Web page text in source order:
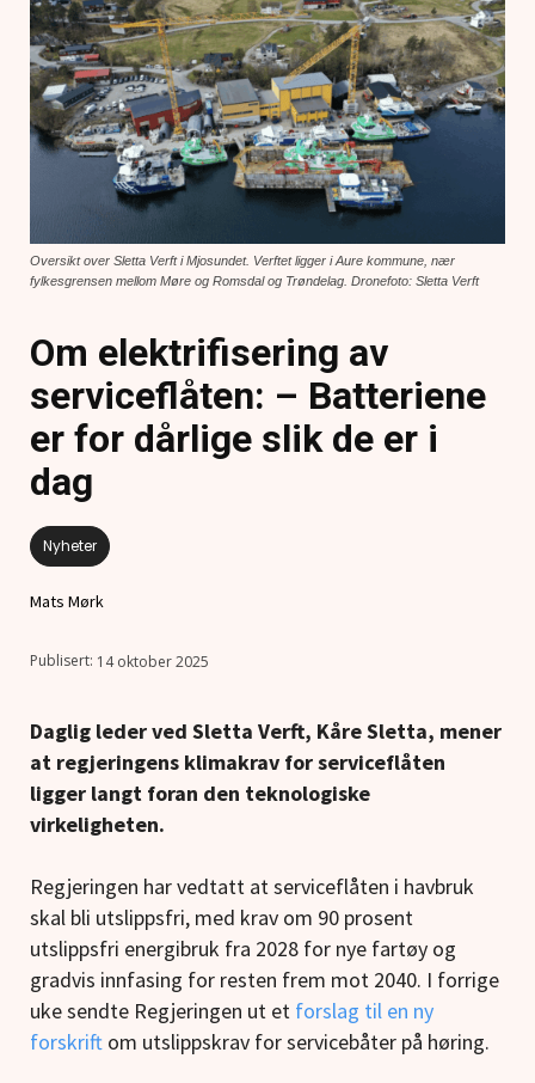
Oversikt over Sletta Verft i Mjosundet. Verftet ligger i Aure kommune, nær
fylkesgrensen mellom Møre og Romsdal og Trøndelag. Dronefoto: Sletta Verft
Om elektrifisering av
serviceflåten: – Batteriene
er for dårlige slik de er i
dag
Nyheter
Mats Mørk
14 oktober 2025
Daglig leder ved Sletta Verft, Kåre Sletta, mener
at regjeringens klimakrav for serviceflåten
ligger langt foran den teknologiske
virkeligheten.
Regjeringen har vedtatt at serviceflåten i havbruk
skal bli utslippsfri, med krav om 90 prosent
utslippsfri energibruk fra 2028 for nye fartøy og
gradvis innfasing for resten frem mot 2040. I forrige
uke sendte Regjeringen ut et forslag til en ny
forskrift om utslippskrav for servicebåter på høring.